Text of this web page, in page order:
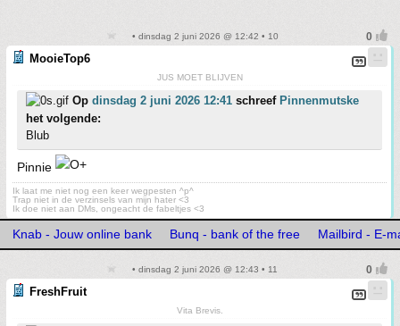
• dinsdag 2 juni 2026 @ 12:42 • 10
MooieTop6
JUS MOET BLIJVEN
Op dinsdag 2 juni 2026 12:41 schreef Pinnenmutske
het volgende:
Blub
Pinnie
Ik laat me niet nog een keer wegpesten ^p^
Trap niet in de verzinsels van mijn hater <3
Ik doe niet aan DMs, ongeacht de fabeltjes <3
Knab - Jouw online bank Bunq - bank of the free Mailbird - E-
• dinsdag 2 juni 2026 @ 12:43 • 11
FreshFruit
Vita Brevis.